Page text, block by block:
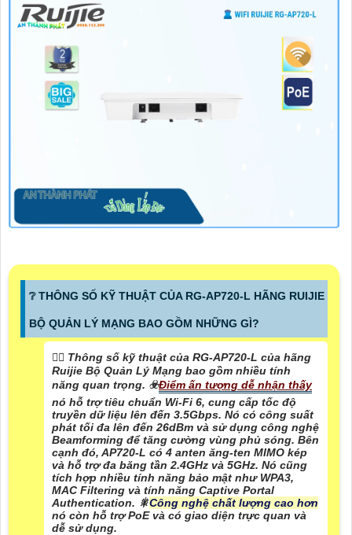
❔ THÔNG SỐ KỸ THUẬT CỦA RG-AP720-L HÃNG RUIJIE
BỘ QUẢN LÝ MẠNG BAO GỒM NHỮNG GÌ?
❤️‍💋‍ Thông số kỹ thuật của RG-AP720-L của hãng
Ruijie Bộ Quản Lý Mạng bao gồm nhiều tính
năng quan trọng. ☣️Điểm ấn tượng dễ nhận thấy
nó hỗ trợ tiêu chuẩn Wi-Fi 6, cung cấp tốc độ
truyền dữ liệu lên đến 3.5Gbps. Nó có công suất
phát tối đa lên đến 26dBm và sử dụng công nghệ
Beamforming để tăng cường vùng phủ sóng. Bên
cạnh đó, AP720-L có 4 anten ăng-ten MIMO kép
và hỗ trợ đa băng tần 2.4GHz và 5GHz. Nó cũng
tích hợp nhiều tính năng bảo mật như WPA3,
MAC Filtering và tính năng Captive Portal
Authentication. 🎇Công nghệ chất lượng cao hơn
nó còn hỗ trợ PoE và có giao diện trực quan và
dễ sử dụng.